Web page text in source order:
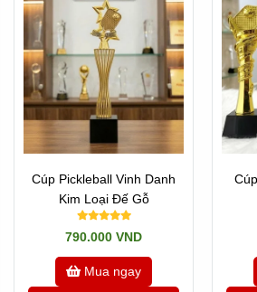
Cúp Pickleball Vinh Danh
Kim Loại Đế Gỗ
790.000 VND
Mua ngay